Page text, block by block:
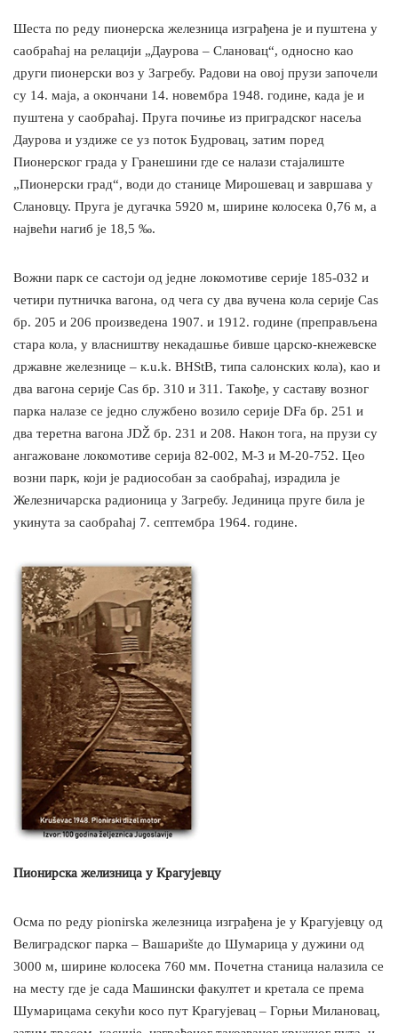
Шеста по реду пионерска железница изграђена је и пуштена у
саобраћај на релацији „Даурова – Слановац“, односно као
други пионерски воз у Загребу. Радови на овој прузи започели
су 14. маја, а окончани 14. новембра 1948. године, када је и
пуштена у саобраћај. Пруга почиње из приградског насеља
Даурова и уздиже се уз поток Будровац, затим поред
Пионерског града у Гранешини где се налази стајалиште
„Пионерски град“, води до станице Мирошевац и завршава у
Слановцу. Пруга је дугачка 5920 м, ширине колосека 0,76 м, а
највећи нагиб је 18,5 ‰.
Вожни парк се састоји од једне локомотиве серије 185-032 и
четири путничка вагона, од чега су два вучена кола серије Cas
бр. 205 и 206 произведена 1907. и 1912. године (преправљена
стара кола, у власништву некадашње бивше царско-кнежевске
државне железнице – к.u.k. BHStB, типа салонских кола), као и
два вагона серије Cas бр. 310 и 311. Такође, у саставу возног
парка налазе се једно службено возило серије DFa бр. 251 и
два теретна вагона JDŽ бр. 231 и 208. Након тога, на прузи су
ангажоване локомотиве серија 82-002, М-3 и М-20-752. Цео
возни парк, који је радиособан за саобраћај, израдила је
Железничарска радионица у Загребу. Јединица пруге била је
укинута за саобраћај 7. септембра 1964. године.
Пионирска желизница у Крагујевцу
Осма по реду pionirska железница изграђена је у Крагујевцу од
Велиградског парка – Вашариšte до Шумарица у дужини од
3000 м, ширине колосека 760 мм. Почетна станица налазила се
на месту где је сада Машински факултет и кретала се према
Шумарицама секући косо пут Крагујевац – Горњи Милановац,